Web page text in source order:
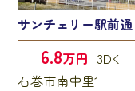
サンチェリー駅前通
6.8万円 3DK
石巻市南中里1